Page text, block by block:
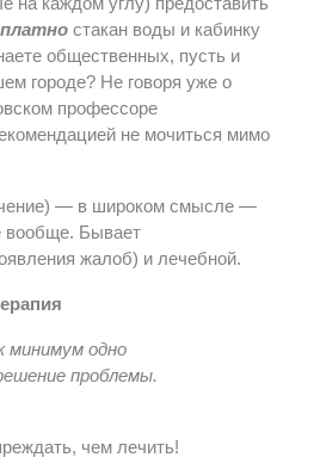
стакан воды и кабинку
общественных, пусть и
городе? Не говоря уже о
профессоре
не мочиться мимо
— в широком смысле —
вообще. Бывает
жалоб) и лечебной.
минимум одно
проблемы.
чем лечить!